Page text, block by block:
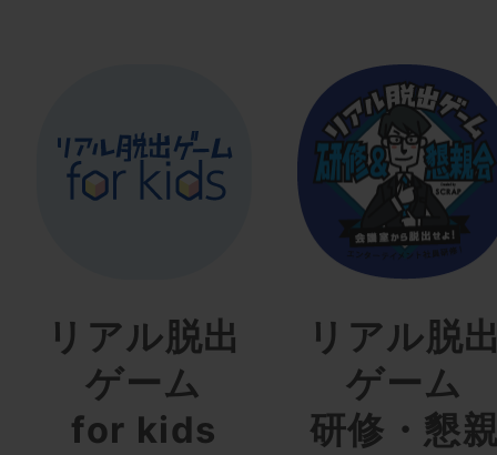
リアル脱出
ゲーム
for kids
リアル脱
ゲーム
研修・懇